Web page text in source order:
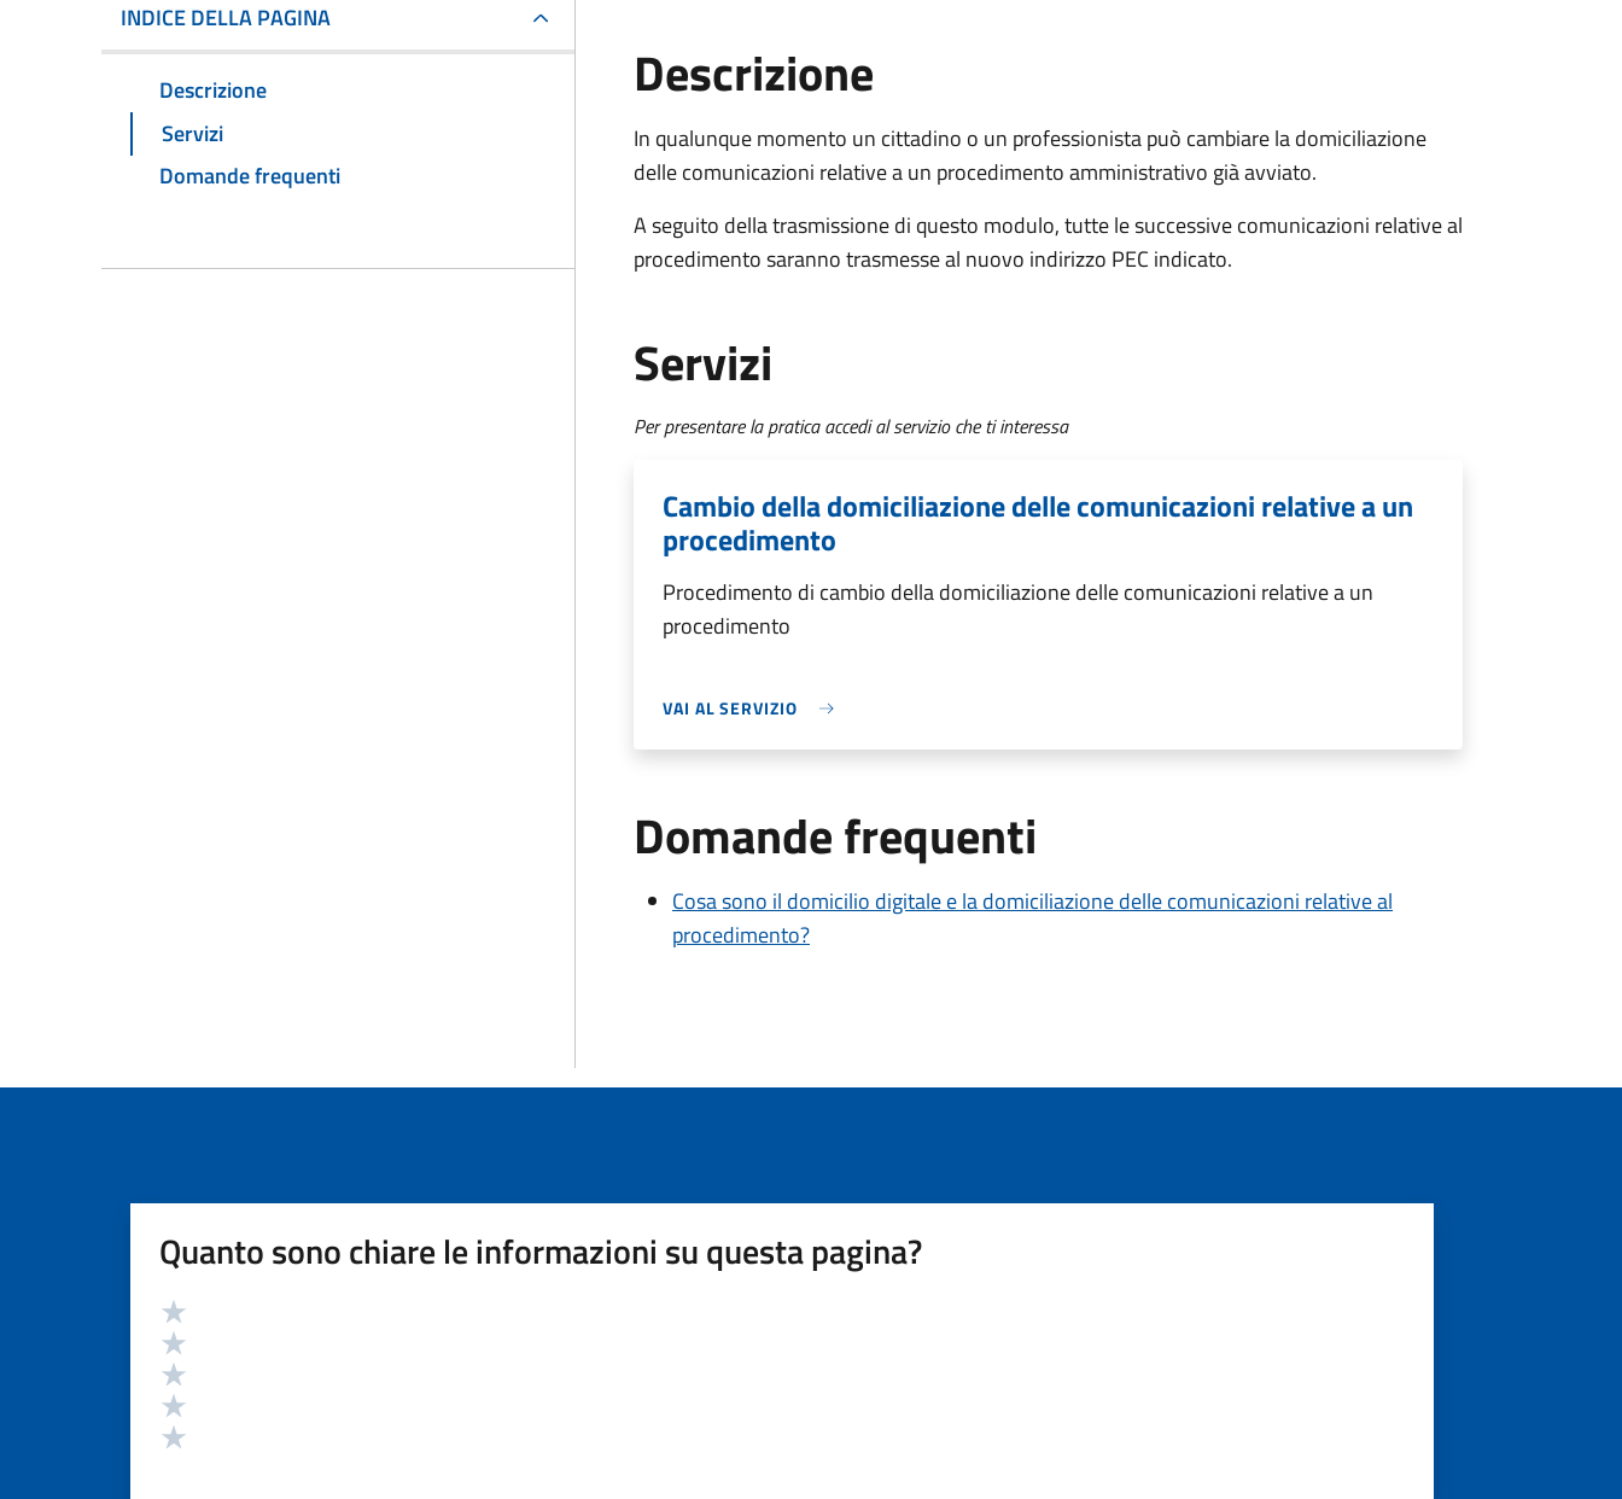
INDICE DELLA PAGINA
Descrizione
Servizi
Domande frequenti
Descrizione
In qualunque momento un cittadino o un professionista può cambiare la domiciliazione
delle comunicazioni relative a un procedimento amministrativo già avviato.
A seguito della trasmissione di questo modulo, tutte le successive comunicazioni relative al
procedimento saranno trasmesse al nuovo indirizzo PEC indicato.
Servizi
Per presentare la pratica accedi al servizio che ti interessa
Cambio della domiciliazione delle comunicazioni relative a un
procedimento
Procedimento di cambio della domiciliazione delle comunicazioni relative a un
procedimento
VAI AL SERVIZIO
Domande frequenti
Cosa sono il domicilio digitale e la domiciliazione delle comunicazioni relative al
procedimento?
Quanto sono chiare le informazioni su questa pagina?
Valutazione